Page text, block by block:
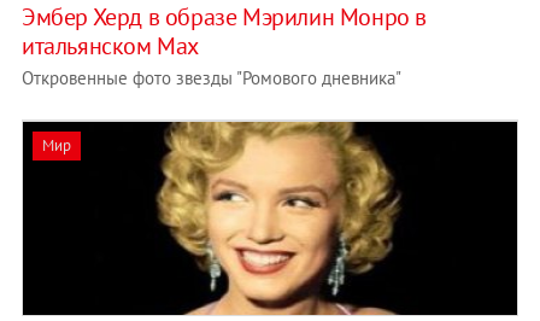
Эмбер Херд в образе Мэрилин Монро в
итальянском Max
Откровенные фото звезды "Ромового дневника"
Мир